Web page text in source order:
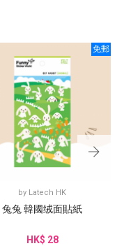
免郵
by Latech HK
兔兔 韓國绒面貼紙
HK$ 28